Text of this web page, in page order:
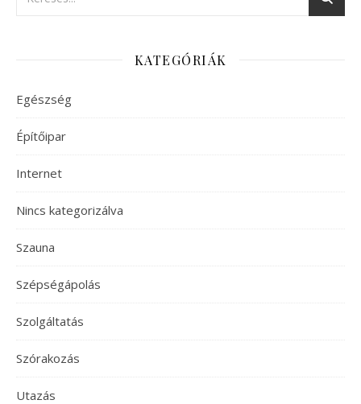
KATEGÓRIÁK
Egészség
Építőipar
Internet
Nincs kategorizálva
Szauna
Szépségápolás
Szolgáltatás
Szórakozás
Utazás